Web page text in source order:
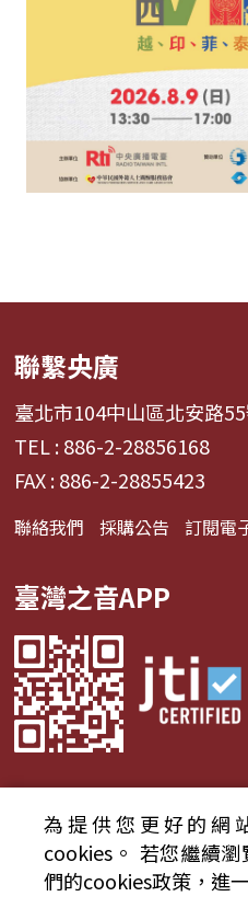
聯繫央廣
臺北市104中山區北安路
TEL : 886-2-28856168
FAX : 886-2-28855423
聯絡我們 採購公告 訂閱電
臺灣之音APP
© 2024財團法人中
資通安全政策聲明
為提供您更好的網
cookies。 若您繼續
們的cookies政策，進